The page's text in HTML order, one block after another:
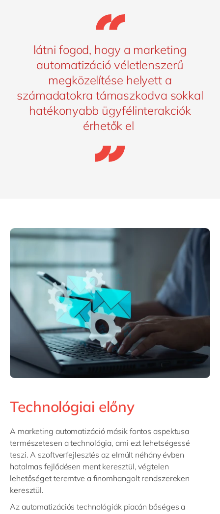
látni fogod, hogy a marketing
automatizáció véletlenszerű
megközelítése helyett a
számadatokra támaszkodva sokkal
hatékonyabb ügyfélinterakciók
érhetők el
Technológiai előny
A marketing automatizáció másik fontos aspektusa
természetesen a technológia, ami ezt lehetségessé
teszi. A szoftverfejlesztés az elmúlt néhány évben
hatalmas fejlődésen ment keresztül, végtelen
lehetőséget teremtve a finomhangolt rendszereken
keresztül.
Az automatizációs technológiák piacán bőséges a